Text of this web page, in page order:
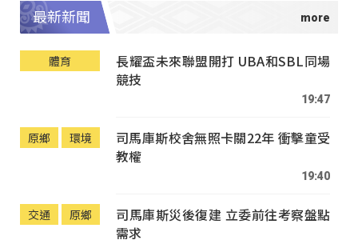
最新新聞
體育
長耀盃未來聯盟開打 UBA和SBL同場
競技
19:47
原鄉 環境
司馬庫斯校舍無照卡關22年 衝擊童受
教權
19:40
交通 原鄉
司馬庫斯災後復建 立委前往考察盤點
需求